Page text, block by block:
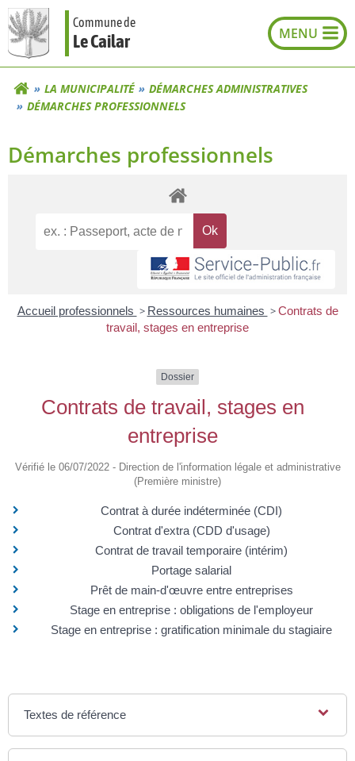
Aller
au
contenu
Commune de
Le Cailar
LA MUNICIPALITÉ
DÉMARCHES ADMINISTRATIVES
DÉMARCHES PROFESSIONNELS
Démarches professionnels
Accueil professionnels > Ressources humaines > Contrats de
travail, stages en entreprise
Dossier
Contrats de travail, stages en
entreprise
Vérifié le 06/07/2022 - Direction de l'information légale et administrative
(Première ministre)
Contrat à durée indéterminée (CDI)
Contrat d'extra (CDD d'usage)
Contrat de travail temporaire (intérim)
Portage salarial
Prêt de main-d'œuvre entre entreprises
Stage en entreprise : obligations de l'employeur
Stage en entreprise : gratification minimale du stagiaire
Textes de référence